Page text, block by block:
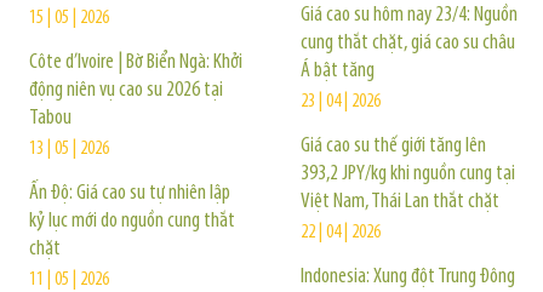
15 | 05 | 2026
Côte d’Ivoire | Bờ Biển Ngà: Khởi
động niên vụ cao su 2026 tại
Tabou
13 | 05 | 2026
Ấn Độ: Giá cao su tự nhiên lập
kỷ lục mới do nguồn cung thắt
chặt
11 | 05 | 2026
Giá cao su hôm nay 23/4: Nguồn
cung thắt chặt, giá cao su châu
Á bật tăng
23 | 04 | 2026
Giá cao su thế giới tăng lên
393,2 JPY/kg khi nguồn cung tại
Việt Nam, Thái Lan thắt chặt
22 | 04 | 2026
Indonesia: Xung đột Trung Đông